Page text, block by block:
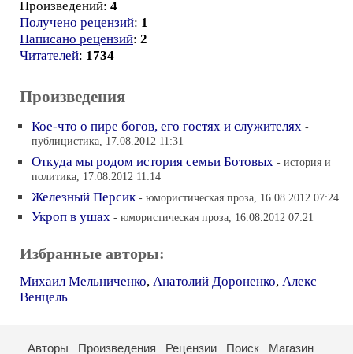
Произведений: 4
Получено рецензий: 1
Написано рецензий: 2
Читателей: 1734
Произведения
Кое-что о пире богов, его гостях и служителях -
публицистика, 17.08.2012 11:31
Откуда мы родом история семьи Ботовых - история и
политика, 17.08.2012 11:14
Железный Персик - юмористическая проза, 16.08.2012 07:24
Укроп в ушах - юмористическая проза, 16.08.2012 07:21
Избранные авторы:
Михаил Мельниченко, Анатолий Дороненко, Алекс
Венцель
Авторы Произведения Рецензии Поиск
Магазин